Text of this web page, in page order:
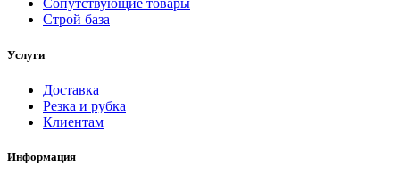
Сопутствующие товары
Строй база
Услуги
Доставка
Резка и рубка
Клиентам
Информация